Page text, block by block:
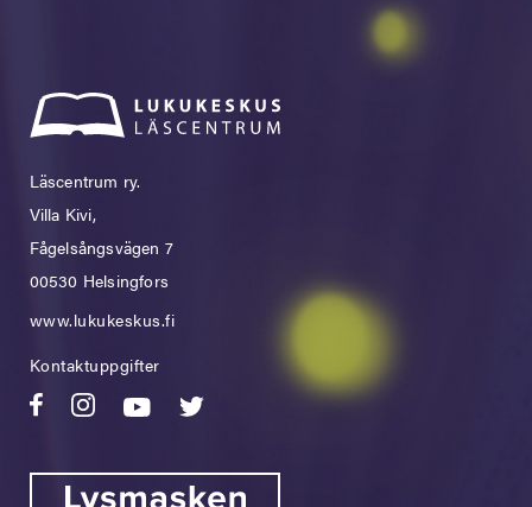
Läscentrum ry.
Villa Kivi,
Fågelsångsvägen 7
00530 Helsingfors
www.lukukeskus.fi
Kontaktuppgifter